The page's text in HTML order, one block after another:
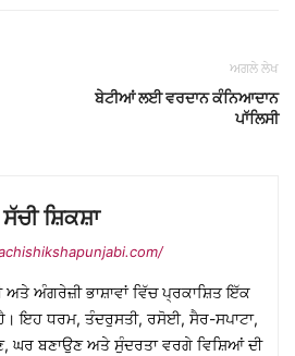
ਅਗਲੇ ਲੇਖ
ਬੇਟੀਆਂ ਲਈ ਵਰਦਾਨ ਕੰਨਿਆਦਾਨ
ਪਾੱਲਿਸੀ
ਸੱਚੀ ਸ਼ਿਕਸ਼ਾ
ਅਤੇ ਅੰਗਰੇਜ਼ੀ ਭਾਸ਼ਾਵਾਂ ਵਿੱਚ ਪ੍ਰਕਾਸ਼ਿਤ ਇੱਕ
ਹੈ। ਇਹ ਧਰਮ, ਤੰਦਰੁਸਤੀ, ਰਸੋਈ, ਸੈਰ-ਸਪਾਟਾ,
ਘਰ ਬਣਾਉਣ ਅਤੇ ਸੁੰਦਰਤਾ ਵਰਗੇ ਵਿਸ਼ਿਆਂ ਦੀ